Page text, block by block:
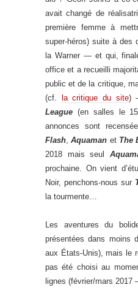
avait changé de
première femme à
super-héros) suite à des
la Warner — et qui,
office et a recueilli
public et de la critique,
(cf.
la critique du site)
League (en salles le
annonces sont
Flash,Aquaman et The
2018 mais seul
prochaine. On vient
Noir, penchons-nous sur
la tourmente…
Les aventures du
présentées dans moins
aux États-Unis), mais le
pas été choisi au
lignes (février/mars